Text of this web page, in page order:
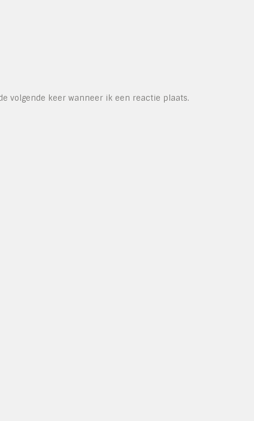
volgende keer wanneer ik een reactie plaats.